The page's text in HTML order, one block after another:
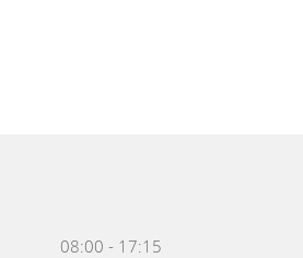
08:00 - 17:15